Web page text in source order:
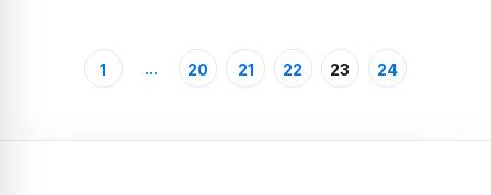
1 ... 20 21 22 23 24